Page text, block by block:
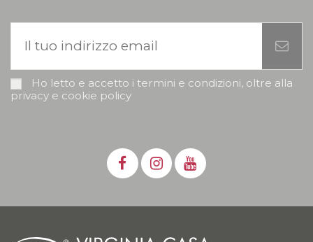
Ho letto e accetto i termini e condizioni, oltre alla
privacy e cookie policy